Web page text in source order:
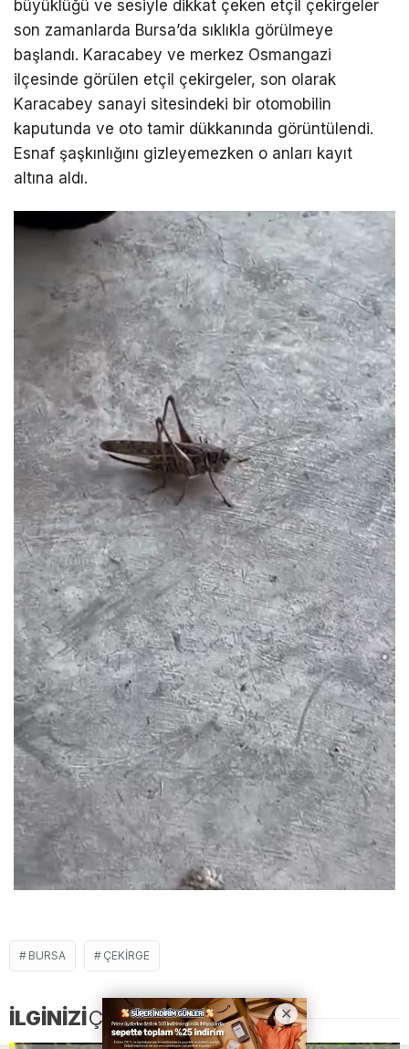
büyüklüğü ve sesiyle dikkat çeken etçil çekirgeler
son zamanlarda Bursa’da sıklıkla görülmeye
başlandı. Karacabey ve merkez Osmangazi
ilçesinde görülen etçil çekirgeler, son olarak
Karacabey sanayi sitesindeki bir otomobilin
kaputunda ve oto tamir dükkanında görüntülendi.
Esnaf şaşkınlığını gizleyemezken o anları kayıt
altına aldı.
BURSA ÇEKIRGE
İLGİNİZİÇEKEBİLİR